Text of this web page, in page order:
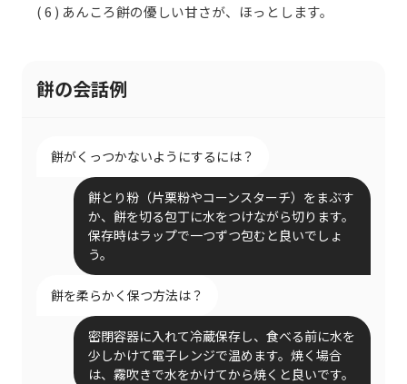
( 6 ) あんころ餅の優しい甘さが、ほっとします。
餅の会話例
餅がくっつかないようにするには？
餅とり粉（片栗粉やコーンスターチ）をまぶす
か、餅を切る包丁に水をつけながら切ります。
保存時はラップで一つずつ包むと良いでしょ
う。
餅を柔らかく保つ方法は？
密閉容器に入れて冷蔵保存し、食べる前に水を
少しかけて電子レンジで温めます。焼く場合
は、霧吹きで水をかけてから焼くと良いです。